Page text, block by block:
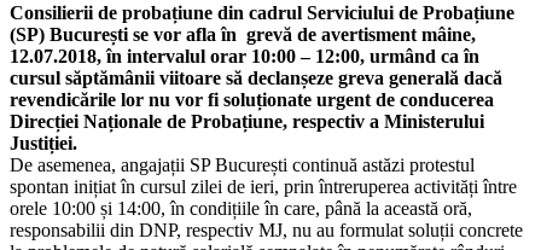
Consilierii de probațiune din cadrul Serviciului de Probațiune
(SP) București se vor afla în grevă de avertisment mâine,
12.07.2018, în intervalul orar 10:00 – 12:00, urmând ca în
cursul săptămânii viitoare să declanșeze greva generală dacă
revendicările lor nu vor fi soluționate urgent de conducerea
Direcției Naționale de Probațiune, respectiv a Ministerului
Justiției.
De asemenea, angajații SP București continuă astăzi protestul
spontan inițiat în cursul zilei de ieri, prin întreruperea activități între
orele 10:00 și 14:00, în condițiile în care, până la această oră,
responsabilii din DNP, respectiv MJ, nu au formulat soluții concrete